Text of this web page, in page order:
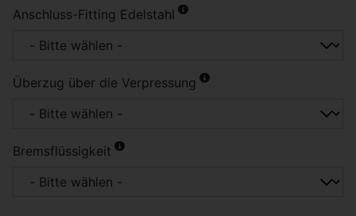
Anschluss-Fitting Edelstahl
Überzug über die Verpressung
Bremsflüssigkeit